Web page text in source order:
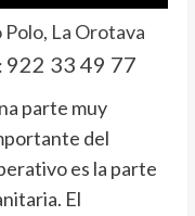
La Orotava
922 33 49 77
parte muy
del
es la parte
El